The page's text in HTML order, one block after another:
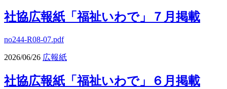
社協広報紙「福祉いわで」７月掲載
no244-R08-07.pdf
2026/06/26 広報紙
社協広報紙「福祉いわで」６月掲載